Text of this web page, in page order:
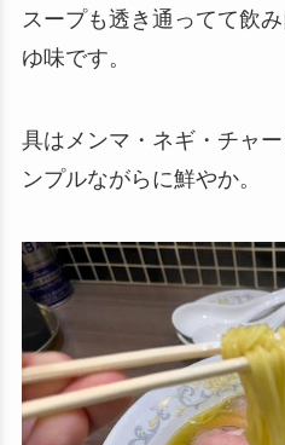
スープも透き通ってて飲
ゆ味です。
具はメンマ・ネギ・チャ
ンプルながらに鮮やか。